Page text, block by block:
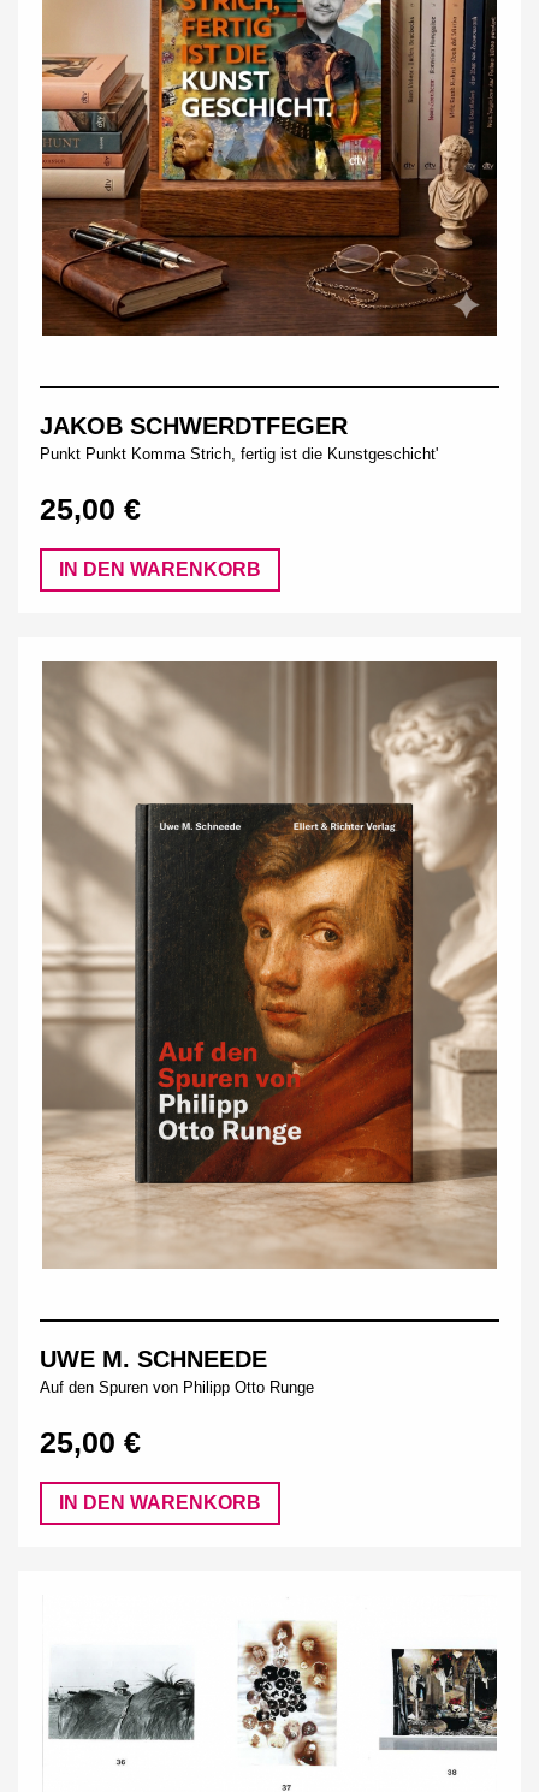
JAKOB SCHWERDTFEGER
Punkt Punkt Komma Strich, fertig ist die Kunstgeschicht'
25,00 €
IN DEN WARENKORB
UWE M. SCHNEEDE
Auf den Spuren von Philipp Otto Runge
25,00 €
IN DEN WARENKORB